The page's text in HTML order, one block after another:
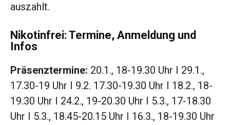
auszahlt.
Nikotinfrei: Termine, Anmeldung und
Infos
Präsenztermine: 20.1., 18-19.30 Uhr I 29.1.,
17.30-19 Uhr I 9.2. 17.30-19.30 Uhr I 18.2., 18-
19.30 Uhr I 24.2., 19-20.30 Uhr I 5.3., 17-18.30
Uhr I 5.3., 18.45-20.15 Uhr I 16.3., 18-19.30 Uhr